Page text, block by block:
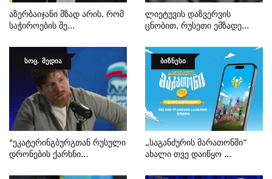
Აზერბაიჯანი Მზად Არის, Რომ
Საჭიროების Შე...
Ლიეტუვის Დაზვერვის
Ცნობით, Რუსეთი Ემზადე...
ᲡᲝᲪ. ᲛᲔᲓᲘᲐ
"ეკატერინგბურგთან Რუსული
Დრონების Ქარხნი...
ᲑᲘᲖᲜᲔᲡᲘ
„საგანძურის Მარათონში“
Ახალი Თვე Დაიწყო ...